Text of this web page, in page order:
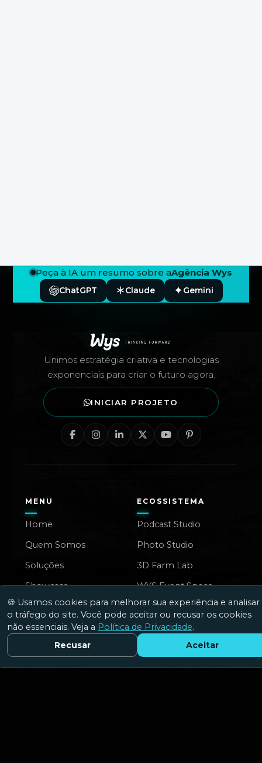
Peça à IA um resumo sobre aAgência Wys
ChatGPT Claude Gemini
Unimos estratégia criativa e tecnologias
exponenciais para criar o futuro agora.
INICIAR PROJETO
MENU
Home
Quem Somos
Soluções
Showcase
Vídeos
Blog
Cobertura
ECOSSISTEMA
Podcast Studio
Photo Studio
3D Farm Lab
WYS Event Space
Fale Conosco
🍪 Usamos cookies para melhorar sua experiência e analisar
o tráfego do site. Você pode aceitar ou recusar os cookies
não essenciais. Veja a Política de Privacidade.
Recusar
Aceitar